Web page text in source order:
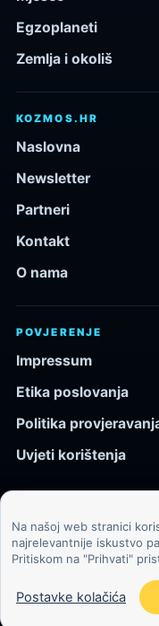
Egzoplaneti
Zemlja i okoliš
KOZMOS.HR
Naslovna
Newsletter
Partneri
Kontakt
O nama
POVJERENJE
Impressum
Etika poslovanja
Politika
Uvjeti korištenja
© 2026
Svemir, znanost,
Na našoj web stranici
najrelevantnije iskustvo
Pritiskom na "Prihvati"
Postavke kolačića